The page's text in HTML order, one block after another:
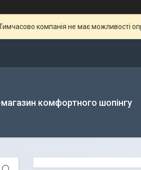
компанія не має можливості
магазин комфортного шопінгу